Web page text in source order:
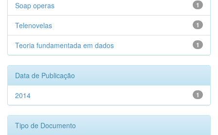
1
Soap operas
1
Telenovelas
1
Teoria fundamentada em dados
Data de Publicação
1
2014
Tipo de Documento